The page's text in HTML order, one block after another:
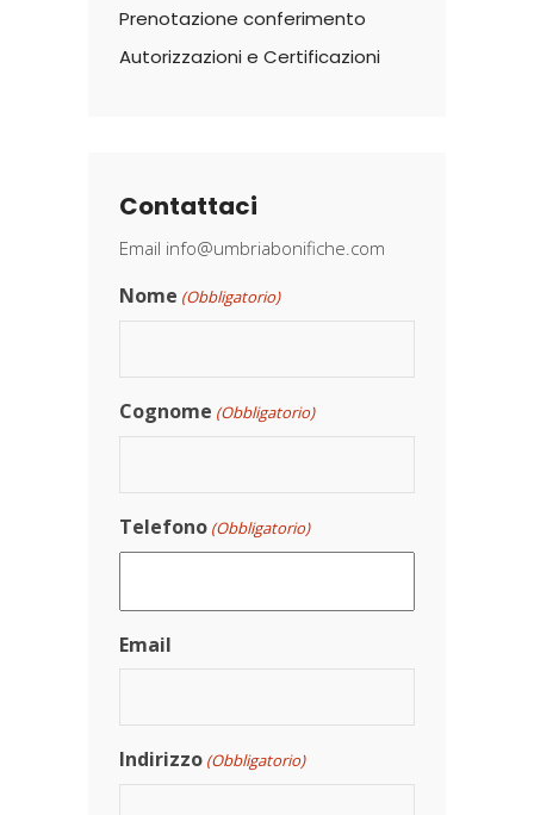
Prenotazione conferimento
Autorizzazioni e Certificazioni
Contattaci
Email info@umbriabonifiche.com
Nome (Obbligatorio)
Cognome (Obbligatorio)
Telefono (Obbligatorio)
Email
Indirizzo (Obbligatorio)